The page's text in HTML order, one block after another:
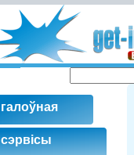
галоўная
сэрвісы